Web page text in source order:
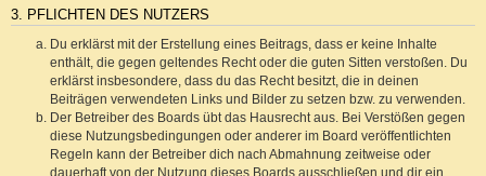
3. PFLICHTEN DES NUTZERS
Du erklärst mit der Erstellung eines Beitrags, dass er keine Inhalte
enthält, die gegen geltendes Recht oder die guten Sitten verstoßen. Du
erklärst insbesondere, dass du das Recht besitzt, die in deinen
Beiträgen verwendeten Links und Bilder zu setzen bzw. zu verwenden.
Der Betreiber des Boards übt das Hausrecht aus. Bei Verstößen gegen
diese Nutzungsbedingungen oder anderer im Board veröffentlichten
Regeln kann der Betreiber dich nach Abmahnung zeitweise oder
dauerhaft von der Nutzung dieses Boards ausschließen und dir ein